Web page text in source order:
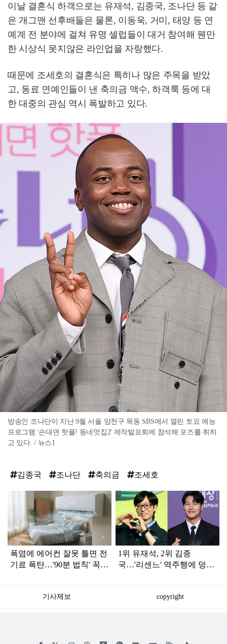
이날 결혼식 하객으로는 유재석, 김종국, 조나단 등 같
은 개그맨 선후배들은 물론, 이동욱, 거미, 태양 등 연
예계 전 분야에 걸쳐 유명 셀럽들이 대거 참여해 웬만
한 시상식 못지않은 라인업을 자랑했다.
때문에 조세호의 결혼식은 특히나 많은 주목을 받았
고, 동료 연예인들이 낸 축의금 액수, 하객룩 등에 대
한 대중의 관심 역시 폭발하고 있다.
방송인 조나단이 지난 9월 서울 양천구 목동 SBS에서 열린 토요 예능
프로그램 '손대면 핫플! 동네멋집2' 제작발표회에 참석해 포즈를 취하
고 있다. / 뉴스1
김종국 조나단 축의금 조세호
라
인
폭염에 에어컨 잘못 틀면 전
기료 폭탄…'90분 법칙' 꼭
1위 유재석, 2위 김종
국…'리센느' 역주행에 덩달
기사제보 copyright